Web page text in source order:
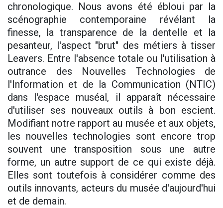
chronologique. Nous avons été ébloui par la
scénographie contemporaine révélant la
finesse, la transparence de la dentelle et la
pesanteur, l'aspect "brut" des métiers à tisser
Leavers. Entre l'absence totale ou l'utilisation à
outrance des Nouvelles Technologies de
l'Information et de la Communication (NTIC)
dans l'espace muséal, il apparaît nécessaire
d'utiliser ses nouveaux outils à bon escient.
Modifiant notre rapport au musée et aux objets,
les nouvelles technologies sont encore trop
souvent une transposition sous une autre
forme, un autre support de ce qui existe déjà.
Elles sont toutefois à considérer comme des
outils innovants, acteurs du musée d'aujourd'hui
et de demain.